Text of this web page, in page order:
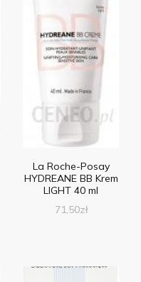
La Roche-Posay
HYDREANE BB Krem
LIGHT 40 ml
71,50zł